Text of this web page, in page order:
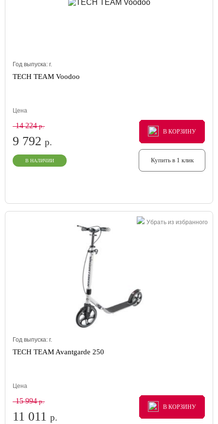
Год выпуска: г.
TECH TEAM Voodoo
Цена
14 224р.
9 792 р.
В НАЛИЧИИ
В КОРЗИНУ
В КОРЗИНУ
В КОРЗИНУ
Купить в 1 клик
Убрать из избранного
Год выпуска: г.
TECH TEAM Avantgarde 250
Цена
15 994р.
11 011 р.
В КОРЗИНУ
В КОРЗИНУ
В КОРЗИНУ